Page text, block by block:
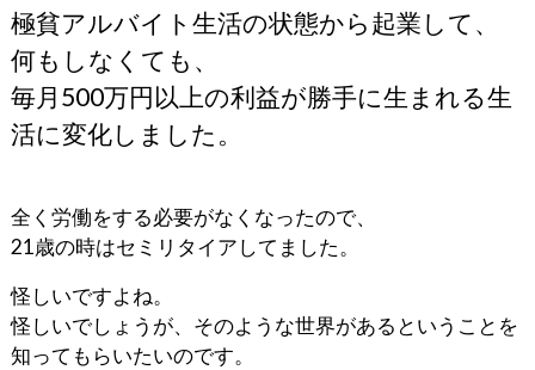
極貧アルバイト生活の状態から起業して、
何もしなくても、
毎月500万円以上の利益が勝手に生まれる生
活に変化しました。
全く労働をする必要がなくなったので、
21歳の時はセミリタイアしてました。
怪しいですよね。
怪しいでしょうが、そのような世界があるということを
知ってもらいたいのです。